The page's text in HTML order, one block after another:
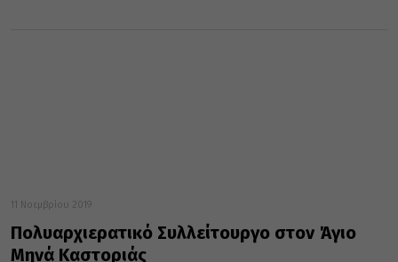
11 Νοεμβρίου 2019
Πολυαρχιερατικό Συλλείτουργο στον Άγιο
Μηνά Καστοριάς